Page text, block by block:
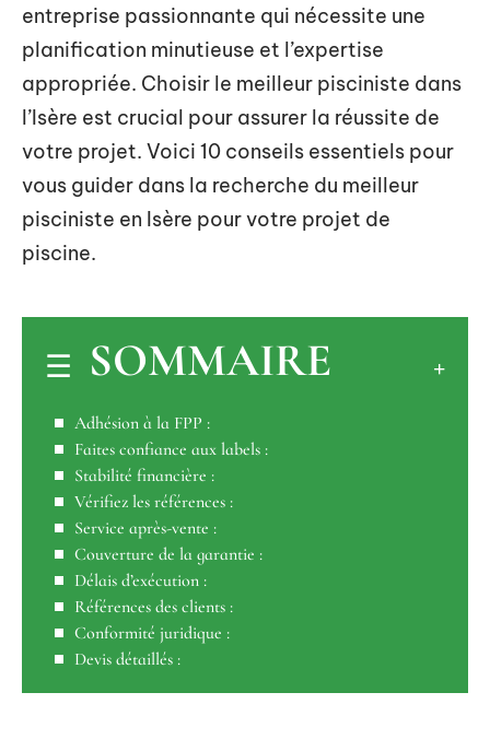
entreprise passionnante qui nécessite une
planification minutieuse et l’expertise
appropriée. Choisir le meilleur pisciniste dans
l’Isère est crucial pour assurer la réussite de
votre projet. Voici 10 conseils essentiels pour
vous guider dans la recherche du meilleur
pisciniste en Isère pour votre projet de
piscine.
SOMMAIRE
Adhésion à la FPP :
Faites confiance aux labels :
Stabilité financière :
Vérifiez les références :
Service après-vente :
Couverture de la garantie :
Délais d’exécution :
Références des clients :
Conformité juridique :
Devis détaillés :